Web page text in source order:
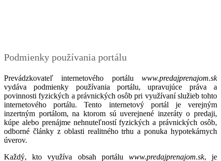
Podmienky používania portálu
Prevádzkovateľ internetového portálu www.predajprenajom.sk
vydáva podmienky používania portálu, upravujúce práva a
povinnosti fyzických a právnických osôb pri využívaní služieb tohto
internetového portálu. Tento internetový portál je verejným
inzertným portálom, na ktorom sú uverejnené inzeráty o predaji,
kúpe alebo prenájme nehnuteľností fyzických a právnických osôb,
odborné články z oblasti realitného trhu a ponuka hypotekárnych
úverov.
Každý, kto využíva obsah portálu www.predajprenajom.sk, je